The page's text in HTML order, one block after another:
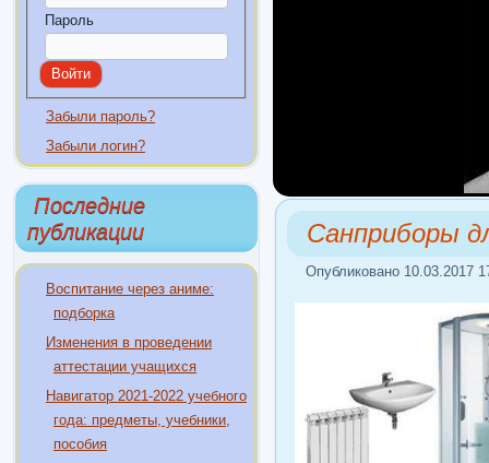
Пароль
Забыли пароль?
Забыли логин?
Последние
публикации
Воспитание через аниме:
подборка
Изменения в проведении
аттестации учащихся
Навигатор 2021-2022 учебного
года: предметы, учебники,
пособия
Санприборы
Опубликовано 10.03.2017